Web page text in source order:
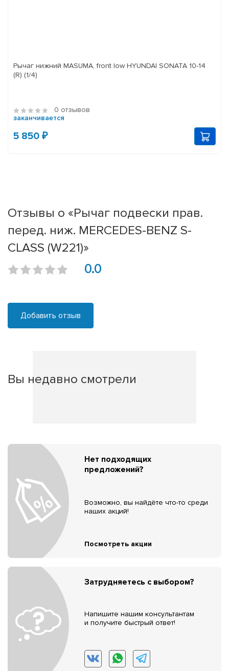
Рычаг нижний MASUMA, front low HYUNDAI SONATA 10-14
(R) (1/4)
0 отзывов
заканчивается
5 850 ₽
Отзывы о «Рычаг подвески прав.
перед. ниж. MERCEDES-BENZ S-
CLASS (W221)»
0.0
Добавить отзыв
Вы недавно смотрели
Нет подходящих
предложений?
Возможно, вы найдёте что-то среди
наших акций!
Посмотреть акции
Затрудняетесь с выбором?
Напишите нашим консультантам
и получите быстрый ответ!